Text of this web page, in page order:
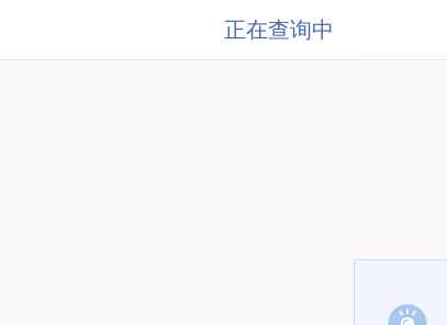
正在查询中